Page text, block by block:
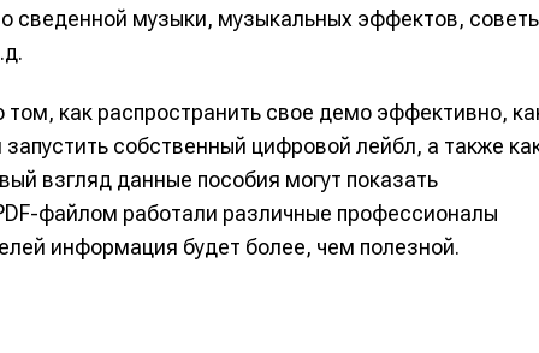
сетях
Редакционная политика (в разработке)
сетях
Редакционная политика (в разработке)
сведенной музыки, музыкальных эффектов,
как распространить свое демо эффективно,
собственный цифровой лейбл, а также
взгляд данные пособия могут показать
файлом работали различные профессионалы
информация будет более, чем полезной.